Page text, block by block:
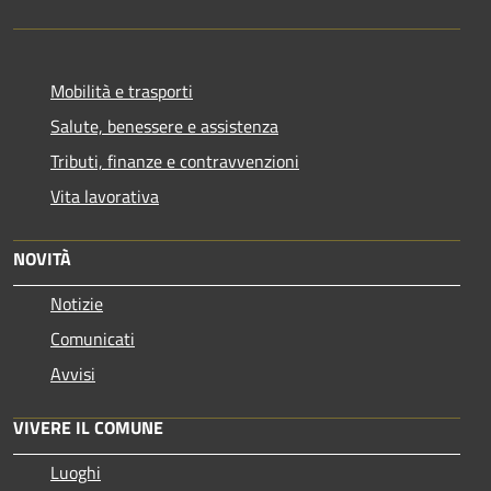
Mobilità e trasporti
Salute, benessere e assistenza
Tributi, finanze e contravvenzioni
Vita lavorativa
NOVITÀ
Notizie
Comunicati
Avvisi
VIVERE IL COMUNE
Luoghi